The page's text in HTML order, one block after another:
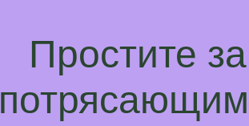
Простите